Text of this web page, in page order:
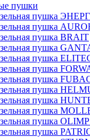
пушки
пушка
пушка
пушка BRAIT
пушка
пушка
пушка
пушка
пушка
пушка
пушка
пушка
пушка